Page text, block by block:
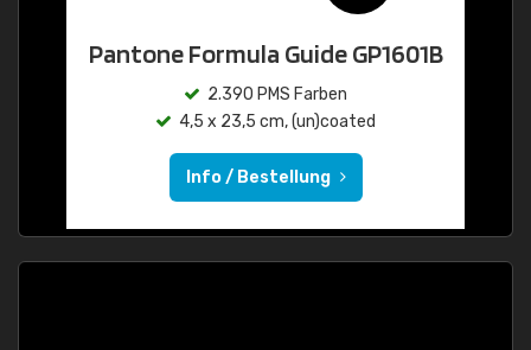
Pantone Formula Guide GP1601B
2.390 PMS Farben
4,5 x 23,5 cm, (un)coated
Info / Bestellung